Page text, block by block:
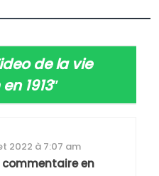
de la vie
1913”
2022 à 7:07 am
en
selon le
d’ADL contre
JE REVENDIQUE